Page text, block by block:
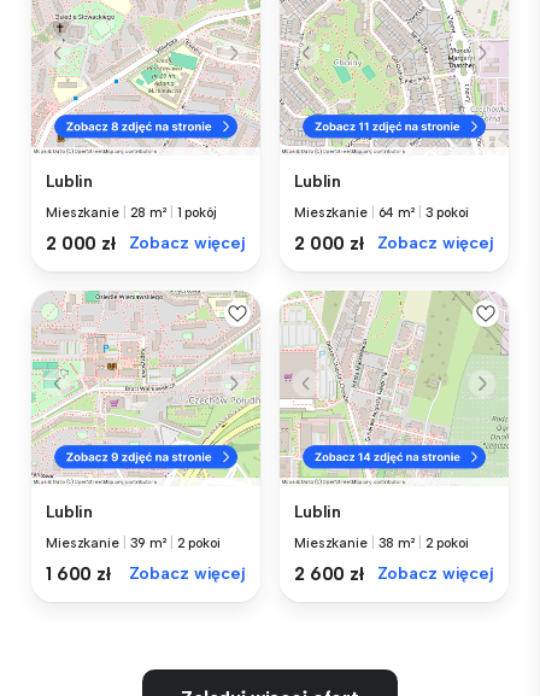
Lublin
Mieszkanie 28 m² 1 pokój
2 000 zł Zobacz więcej
Lublin
Mieszkanie 64 m² 3 pokoi
2 000 zł Zobacz więcej
Lublin
Mieszkanie 39 m² 2 pokoi
1 600 zł Zobacz więcej
Lublin
Mieszkanie 38 m² 2 pokoi
2 600 zł Zobacz więcej